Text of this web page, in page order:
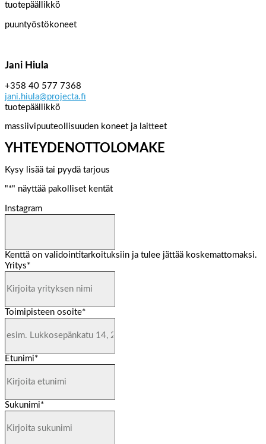
tuotepäällikkö
puuntyöstökoneet
Jani Hiula
+358 40 577 7368
jani.hiula@projecta.fi
tuotepäällikkö
massiivipuuteollisuuden koneet ja laitteet
YHTEYDENOTTOLOMAKE
Kysy lisää tai pyydä tarjous
"*" näyttää pakolliset kentät
Instagram
Kenttä on validointitarkoituksiin ja tulee jättää koskemattomaksi.
Yritys*
Toimipisteen osoite*
Etunimi*
Sukunimi*